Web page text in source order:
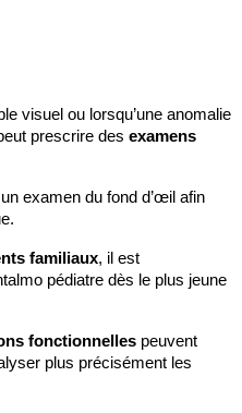
visuel ou lorsqu’une anomalie
prescrire des examens
examen du fond d’œil afin
familiaux, il est
pédiatre dès le plus jeune
fonctionnelles peuvent
plus précisément les